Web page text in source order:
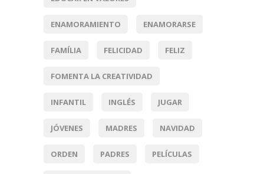
ENAMORAMIENTO ENAMORARSE
FAMÍLIA FELICIDAD FELIZ
FOMENTA LA CREATIVIDAD
INFANTIL INGLÉS JUGAR
JÓVENES MADRES NAVIDAD
ORDEN PADRES PELÍCULAS